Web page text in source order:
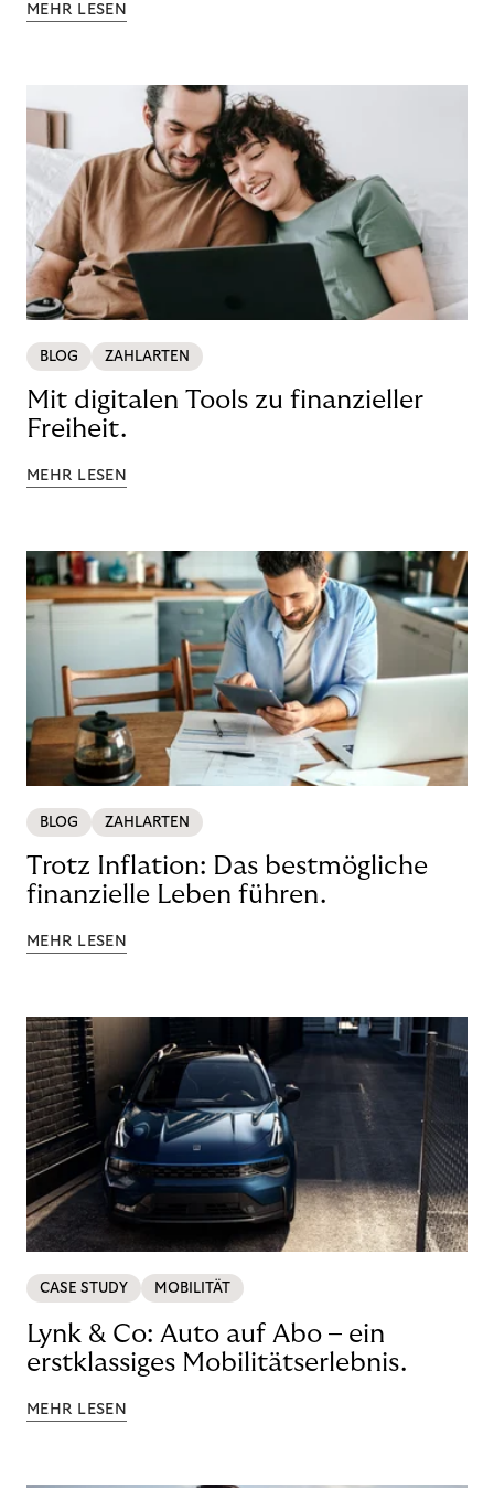
MEHR LESEN
BLOG ZAHLARTEN
Mit digitalen Tools zu finanzieller
Freiheit.
MEHR LESEN
BLOG ZAHLARTEN
Trotz Inflation: Das bestmögliche
finanzielle Leben führen.
MEHR LESEN
CASE STUDY MOBILITÄT
Lynk & Co: Auto auf Abo – ein
erstklassiges Mobilitätserlebnis.
MEHR LESEN